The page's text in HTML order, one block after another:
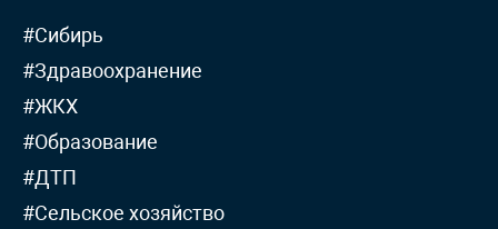
#Сибирь
#Здравоохранение
#ЖКХ
#Образование
#ДТП
#Сельское хозяйство